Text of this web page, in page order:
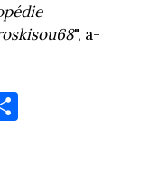
", a-
Pa
rt